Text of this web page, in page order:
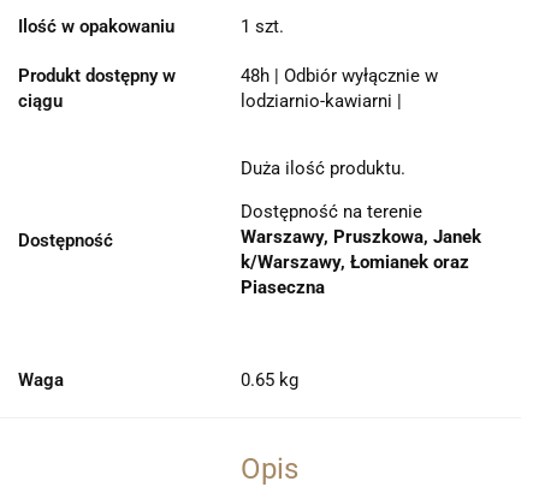
Ilość w opakowaniu 1 szt.
Produkt dostępny w
ciągu
48h | Odbiór wyłącznie w
lodziarnio-kawiarni |
Dostępność
Duża ilość produktu.
Dostępność na terenie
Warszawy, Pruszkowa, Janek
k/Warszawy, Łomianek oraz
Piaseczna
Waga 0.65 kg
Opis